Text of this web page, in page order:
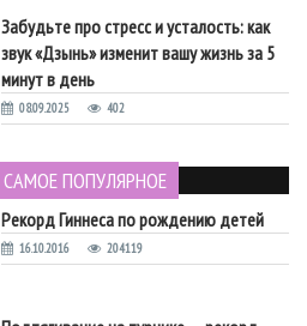
Забудьте про стресс и усталость: как
звук «Дзынь» изменит вашу жизнь за 5
минут в день
08.09.2025 402
САМОЕ ПОПУЛЯРНОЕ
Рекорд Гиннеса по рождению детей
16.10.2016 204119